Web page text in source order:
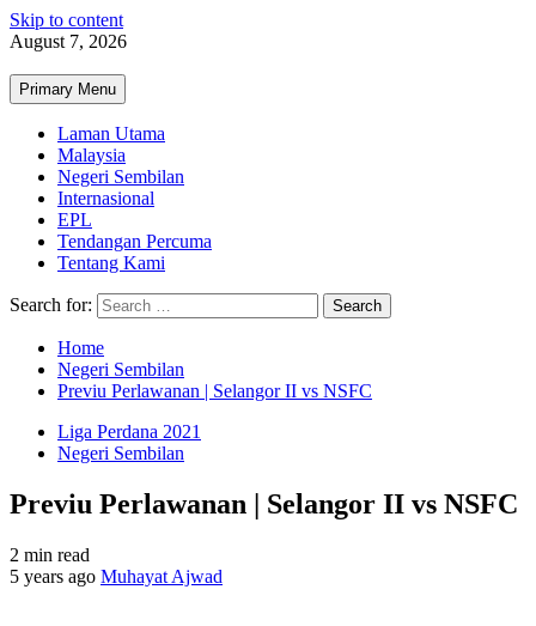
Skip to content
August 7, 2026
Primary Menu
Laman Utama
Malaysia
Negeri Sembilan
Internasional
EPL
Tendangan Percuma
Tentang Kami
Search for:
Home
Negeri Sembilan
Previu Perlawanan | Selangor II vs NSFC
Liga Perdana 2021
Negeri Sembilan
Previu Perlawanan | Selangor II vs NSFC
2 min read
5 years ago Muhayat Ajwad